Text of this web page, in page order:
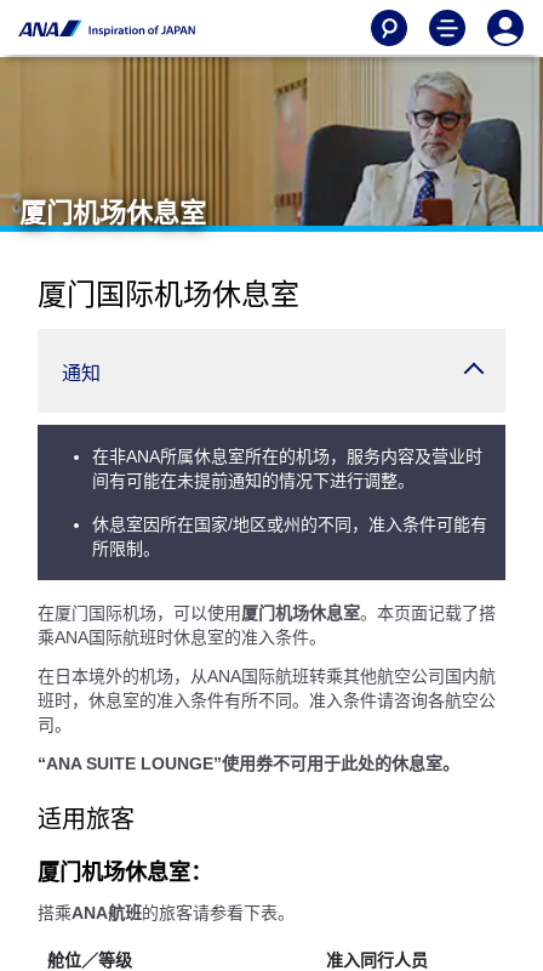
厦门机场休息室
厦门国际机场休息室
通知
在非ANA所属休息室所在的机场，服务内容及营业时
间有可能在未提前通知的情况下进行调整。
休息室因所在国家/地区或州的不同，准入条件可能有
所限制。
在厦门国际机场，可以使用厦门机场休息室。本页面记载了搭
乘ANA国际航班时休息室的准入条件。
在日本境外的机场，从ANA国际航班转乘其他航空公司国内航
班时，休息室的准入条件有所不同。准入条件请咨询各航空公
司。
“ANA SUITE LOUNGE”使用券不可用于此处的休息室。
适用旅客
厦门机场休息室：
搭乘ANA航班的旅客请参看下表。
舱位／等级 准入同行人员